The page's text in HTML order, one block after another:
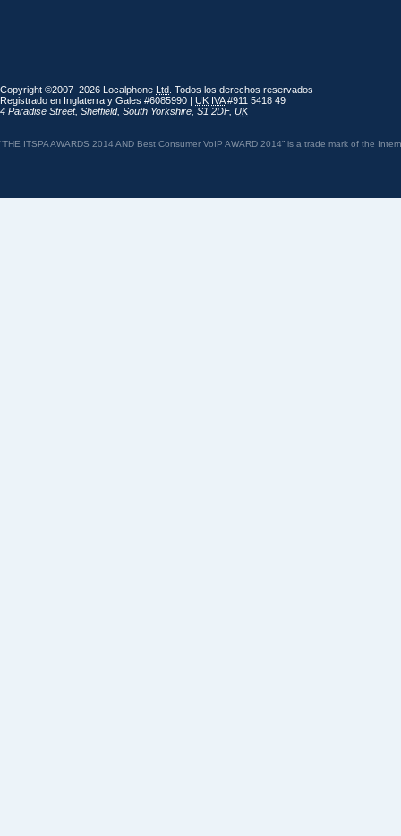
Copyright ©2007–2026 Localphone Ltd . Todos los derechos reservados
Registrado en Inglaterra y Gales #6085990 | UK IVA#911 5418 49
4 Paradise Street, Sheffield, South Yorkshire S1 2DF, UK
“THE ITSPA AWARDS 2014 AND Best Consumer VoIP AWARD 2014” is a trade mark of the